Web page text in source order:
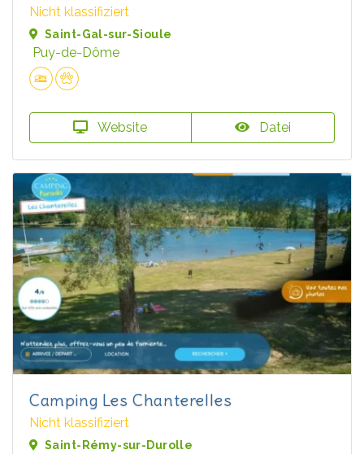
Nicht klassifiziert
Saint-Gal-sur-Sioule
Puy-de-Dôme
Website Datei
Camping Les Chanterelles
Nicht klassifiziert
Saint-Rémy-sur-Durolle